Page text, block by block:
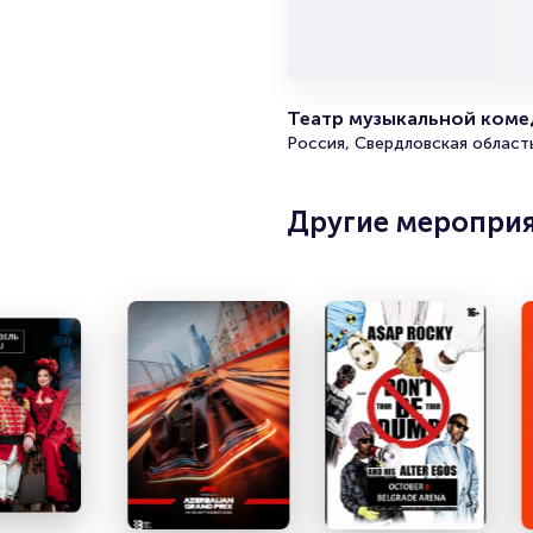
Театр музыкальной
Россия, Свердловская
Другие